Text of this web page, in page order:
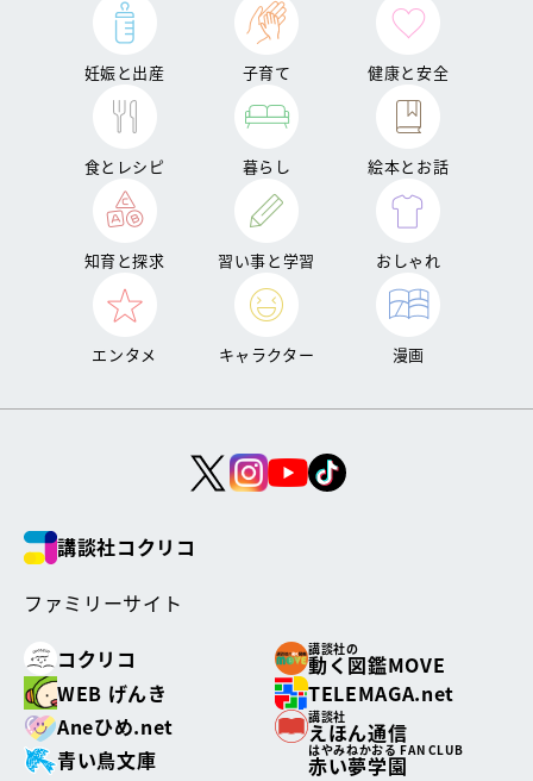
妊娠と出産 子育て 健康と安全
食とレシピ 暮らし 絵本とお話
知育と探求 習い事と学習 おしゃれ
エンタメ キャラクター 漫画
講談社コクリコ
ファミリーサイト
コクリコ
講談社の
動く図鑑MOVE
WEB げんき
TELEMAGA.net
Aneひめ.net
講談社
えほん通信
青い鳥文庫
はやみねかおる FAN CLUB
赤い夢学園